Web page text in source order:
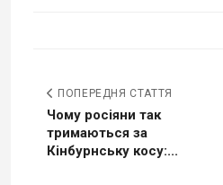
ПОПЕРЕДНЯ СТАТТЯ
Чому росіяни так
тримаються за
Кінбурнську косу:...